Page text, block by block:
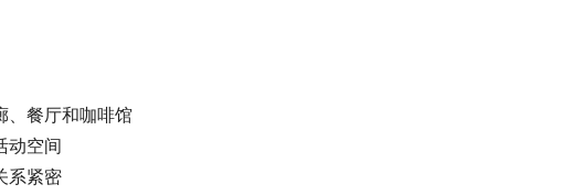
、餐厅和咖啡馆
动空间
系紧密